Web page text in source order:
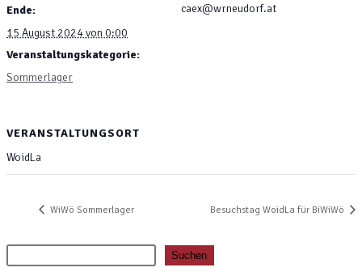
Ende:
15 August 2024 von 0:00
Veranstaltungskategorie:
Sommerlager
caex@wrneudorf.at
VERANSTALTUNGSORT
WoidLa
WiWö Sommerlager Besuchstag WoidLa für BiWiWö
Suchen